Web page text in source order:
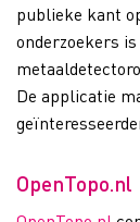
publieke kant
onderzoekers
De applicatie
OpenTopo.nl